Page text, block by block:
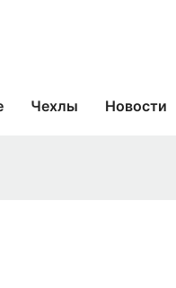
Чехлы Новости